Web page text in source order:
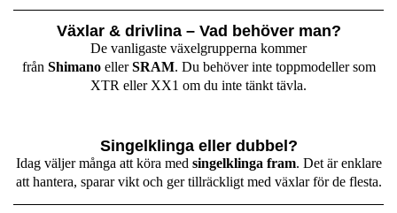
Växlar & drivlina – Vad behöver man?
De vanligaste växelgrupperna kommer
från ShimanoellerSRAM. Du behöver inte toppmodeller som
XTR eller XX1 om du inte tänkt tävla.
Singelklinga eller dubbel?
Idag väljer många att köra med singelklinga fram. Det är enklare
att hantera, sparar vikt och ger tillräckligt med växlar för de flesta.